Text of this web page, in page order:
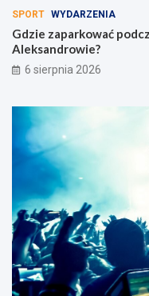
SPORT WYDARZENIA
Gdzie zaparkować
Aleksandrowie?
6 sierpnia 2026